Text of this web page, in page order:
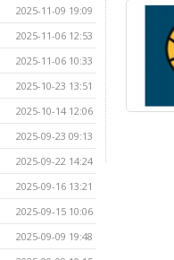
2025-11-09 19:09
2025-11-06 12:53
2025-11-06 10:33
2025-10-23 13:51
2025-10-14 12:06
2025-09-23 09:13
2025-09-22 14:24
2025-09-16 13:21
2025-09-15 10:06
2025-09-09 19:48